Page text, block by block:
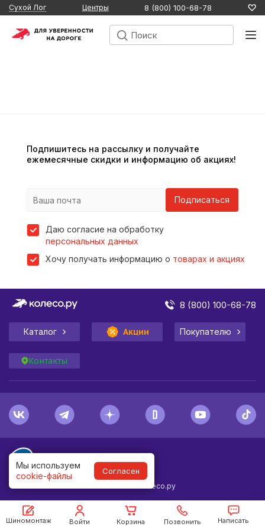
Мы используем
cookie-файлы
Согласен
Сухой Лог Центры 8 (800) 100-68-78
Подпишитесь на рассылку и получайте
ежемесячные скидки и информацию об акциях!
Подписаться
Даю согласие на обработку
персональных данных
Хочу получать информацию о товарах и акциях
Шиномонтаж Войти Корзина Позвонить Написать
8 (800) 100-68-78
Каталог Акции Покупателю
Контакты
© Колесо.ру